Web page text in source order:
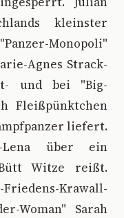
kleinster
Monopoli"
Agnes Strack-
und bei "Big-
Fleißpünktchen
liefert.
Lena über ein
Witze reißt.
Krawall-
Woman" Sarah